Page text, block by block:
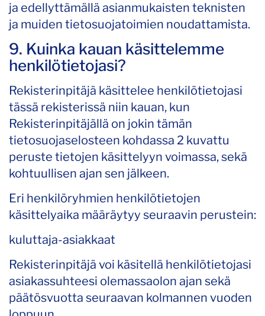
ja edellyttämällä asianmukaisten teknisten
ja muiden tietosuojatoimien noudattamista.
9. Kuinka kauan käsittelemme
henkilötietojasi?
Rekisterinpitäjä käsittelee henkilötietojasi
tässä rekisterissä niin kauan, kun
Rekisterinpitäjällä on jokin tämän
tietosuojaselosteen kohdassa 2 kuvattu
peruste tietojen käsittelyyn voimassa, sekä
kohtuullisen ajan sen jälkeen.
Eri henkilöryhmien henkilötietojen
käsittelyaika määräytyy seuraavin perustein:
kuluttaja-asiakkaat
Rekisterinpitäjä voi käsitellä henkilötietojasi
asiakassuhteesi olemassaolon ajan sekä
päätösvuotta seuraavan kolmannen vuoden